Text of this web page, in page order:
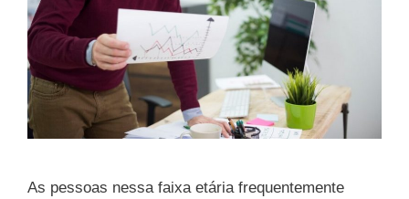
As pessoas nessa faixa etária frequentemente